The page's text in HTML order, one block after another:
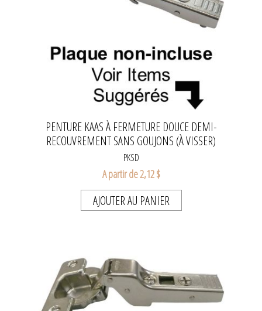
PENTURE KAAS À FERMETURE DOUCE DEMI-
RECOUVREMENT SANS GOUJONS (À VISSER)
PKSD
A partir de 2,12 $
AJOUTER AU PANIER